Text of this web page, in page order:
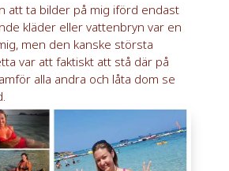
att ta bilder på mig iförd endast
kläder eller vattenbryn var en
men den kanske största
var att faktiskt att stå där på
alla andra och låta dom se